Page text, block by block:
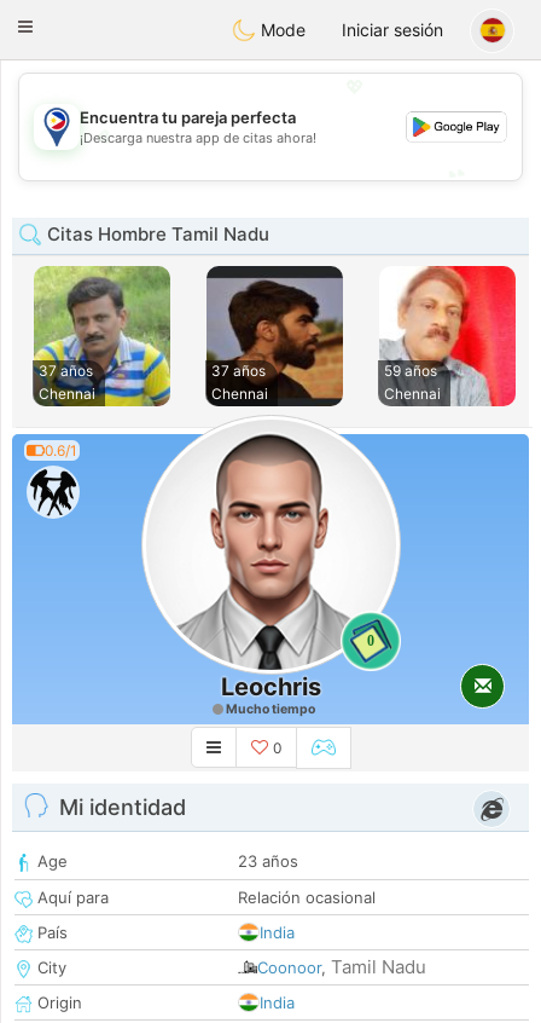
Philippines Chat
Toggle
Mode Iniciar sesión
💖
💕
Encuentra tu pareja perfecta
¡Descarga nuestra app de citas ahora!
Citas Hombre Tamil Nadu
37 años
Chennai
37 años
Chennai
59 años
Chennai
0.6/1
0
Leochris
Mucho tiempo
0
Mi identidad
Age
23 años
Aquí para
Relación ocasional
País
India
City
Coonoor, Tamil Nadu
Origin
India